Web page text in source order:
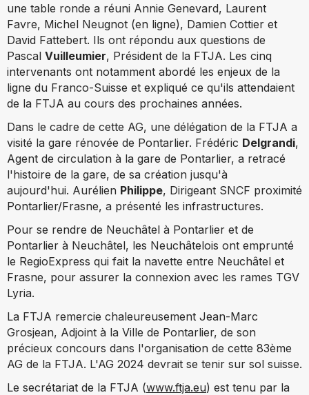
une table ronde a réuni Annie Genevard, Laurent
Favre, Michel Neugnot (en ligne), Damien Cottier et
David Fattebert. Ils ont répondu aux questions de
Pascal Vuilleumier, Président de la FTJA. Les cinq
intervenants ont notamment abordé les enjeux de la
ligne du Franco-Suisse et expliqué ce qu'ils attendaient
de la FTJA au cours des prochaines années.
Dans le cadre de cette AG, une délégation de la FTJA a
visité la gare rénovée de Pontarlier. Frédéric Delgrandi,
Agent de circulation à la gare de Pontarlier, a retracé
l'histoire de la gare, de sa création jusqu'à
aujourd'hui. Aurélien Philippe, Dirigeant SNCF proximité
Pontarlier/Frasne, a présenté les infrastructures.
Pour se rendre de Neuchâtel à Pontarlier et de
Pontarlier à Neuchâtel, les Neuchâtelois ont emprunté
le RegioExpress qui fait la navette entre Neuchâtel et
Frasne, pour assurer la connexion avec les rames TGV
Lyria.
La FTJA remercie chaleureusement Jean-Marc
Grosjean, Adjoint à la Ville de Pontarlier, de son
précieux concours dans l'organisation de cette 83ème
AG de la FTJA. L'AG 2024 devrait se tenir sur sol suisse.
Le secrétariat de la FTJA (www.ftja.eu) est tenu par la